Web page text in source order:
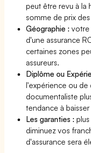
peut être revu à la
somme de prix
Géographie :votre
d'une assurance
certaines zones
assureurs.
Diplôme ou
l'expérience ou de
documentaliste
tendance à baisser
Les garanties :
diminuez vos
d'assurance sera